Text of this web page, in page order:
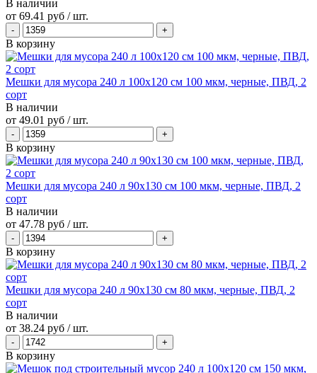
В наличии
от 69.41 руб / шт.
В корзину
Мешки для мусора 240 л 100х120 см 100 мкм, черные, ПВД, 2
сорт
В наличии
от 49.01 руб / шт.
В корзину
Мешки для мусора 240 л 90х130 см 100 мкм, черные, ПВД, 2
сорт
В наличии
от 47.78 руб / шт.
В корзину
Мешки для мусора 240 л 90х130 см 80 мкм, черные, ПВД, 2
сорт
В наличии
от 38.24 руб / шт.
В корзину